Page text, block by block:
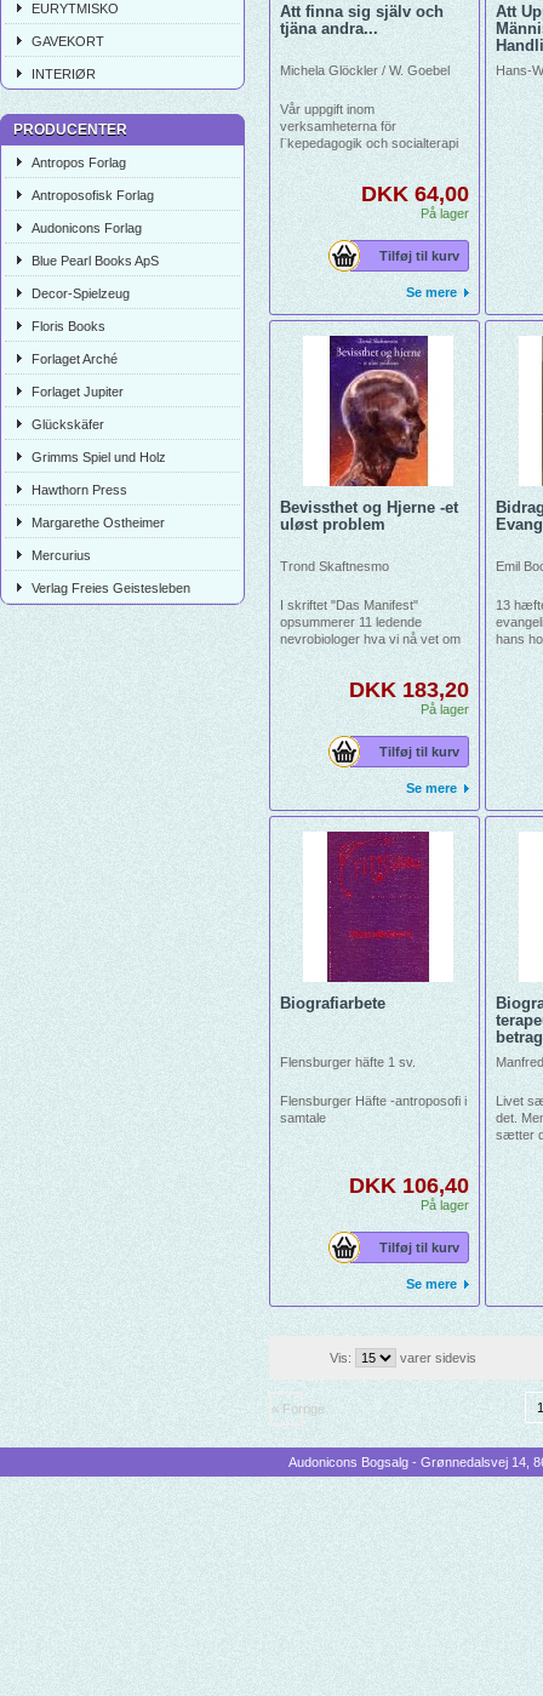
EURYTMISKO
GAVEKORT
INTERIØR
PRODUCENTER
Antropos Forlag
Antroposofisk Forlag
Audonicons Forlag
Blue Pearl Books ApS
Decor-Spielzeug
Floris Books
Forlaget Arché
Forlaget Jupiter
Glückskäfer
Grimms Spiel und Holz
Hawthorn Press
Margarethe Ostheimer
Mercurius
Verlag Freies Geistesleben
Att finna sig själv och
tjäna andra...
Michela Glöckler / W. Goebel
Vår uppgift inom
verksamheterna för
l¨kepedagogik och socialterapi
Den tjänar inte bare dem som vi
vårdar och som ödet har
sker utif¨ån en äkta vilja att bota
och en entusiasm för att kunna
kunskap alltmer upptäcks i det
inre arbetet, då är detta arbete
mänskligheten.
DKK 64,00
På lager
Tilføj til kurv
Se mere
Att
Hans-
Bevissthet og Hjerne -et
uløst problem
Trond Skaftnesmo
I skriftet "Das Manifest"
opsummerer 11 ledende
nevrobiologer hva vi nå vet om
overraskelse lød konklusjonen
slik: Hvilke regler hjernen
avbilder verden slik at
umiddelbar iakttagelse og
sammen; hvordan den indre
aktiviteten oppleves som "dens
planlegger fremtidige...
DKK 183,20
På lager
Tilføj til kurv
Se mere
Emil
13
hans
Biografiarbete
Flensburger häfte 1 sv.
Flensburger Häfte -antroposofi i
samtale
DKK 106,40
På lager
Tilføj til kurv
Se mere
Livet
det.
sætter
nye
Vis: varer sidevis
« Forrige 1
Audonicons Bogsalg - Grønnedalsvej 14,